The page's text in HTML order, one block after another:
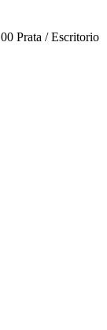
Prata / Escritorio